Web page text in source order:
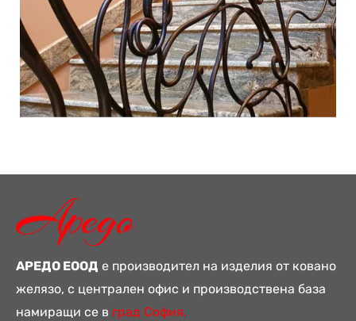
АРЕДО ЕООД е производител на изделия от ковано
желязо, с централен офис и производствена база
намиращи се в град София.